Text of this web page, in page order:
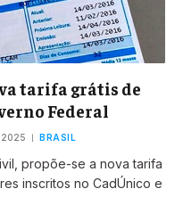
tarifa grátis de
Federal
2025 BRASIL
propõe-se a nova tarifa
inscritos no CadÚnico e